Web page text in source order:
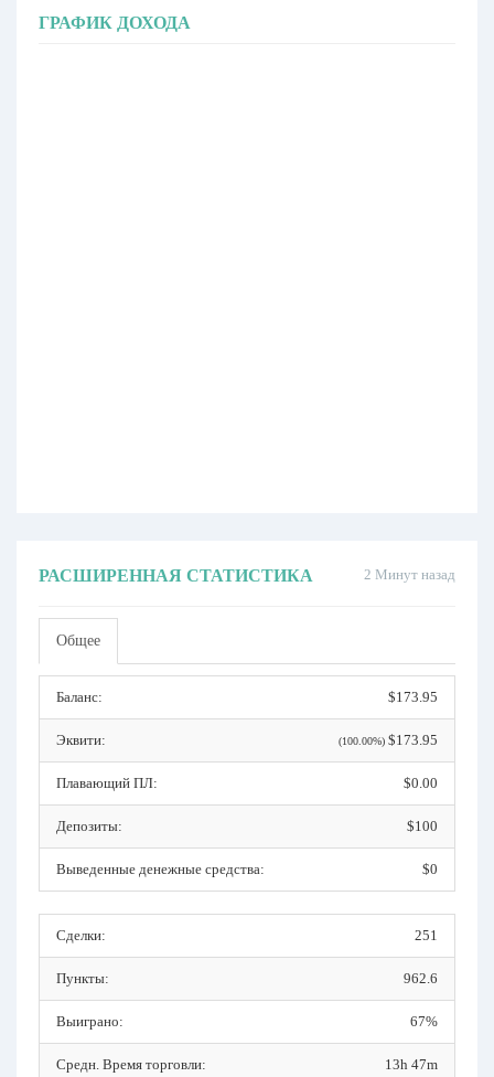
ГРАФИК ДОХОДА
2 Минут назад
РАСШИРЕННАЯ СТАТИСТИКА
Общее
Баланс: $173.95
Эквити: (100.00%) $173.95
Плавающий ПЛ: $0.00
Депозиты: $100
Выведенные денежные средства: $0
Сделки: 251
Пункты: 962.6
Выиграно: 67%
Средн. Время торговли: 13h 47m